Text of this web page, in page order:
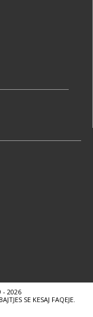
- 2026
SE KESAJ FAQEJE.